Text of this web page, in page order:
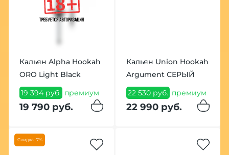
Кальян Alpha Hookah
ORO Light Black
19 394 руб. премиум
19 790 руб.
Кальян Union Hookah
Argument СЕРЫЙ
22 530 руб. премиум
22 990 руб.
Скидка -7%